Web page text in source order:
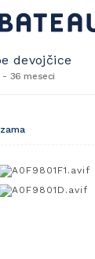
devojčice
- 36 meseci